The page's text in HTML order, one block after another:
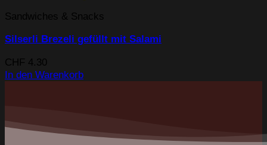
Sandwiches & Snacks
Silserli Brezeli gefüllt mit Salami
CHF 4.30
In den Warenkorb